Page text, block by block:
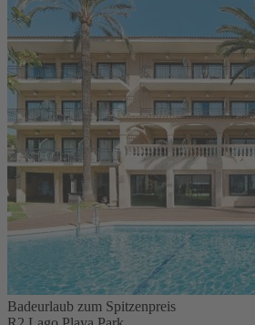
Badeurlaub zum Spitzenpreis